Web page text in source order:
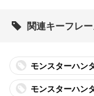
関連キーフレ
モンスターハン
モンスターハン